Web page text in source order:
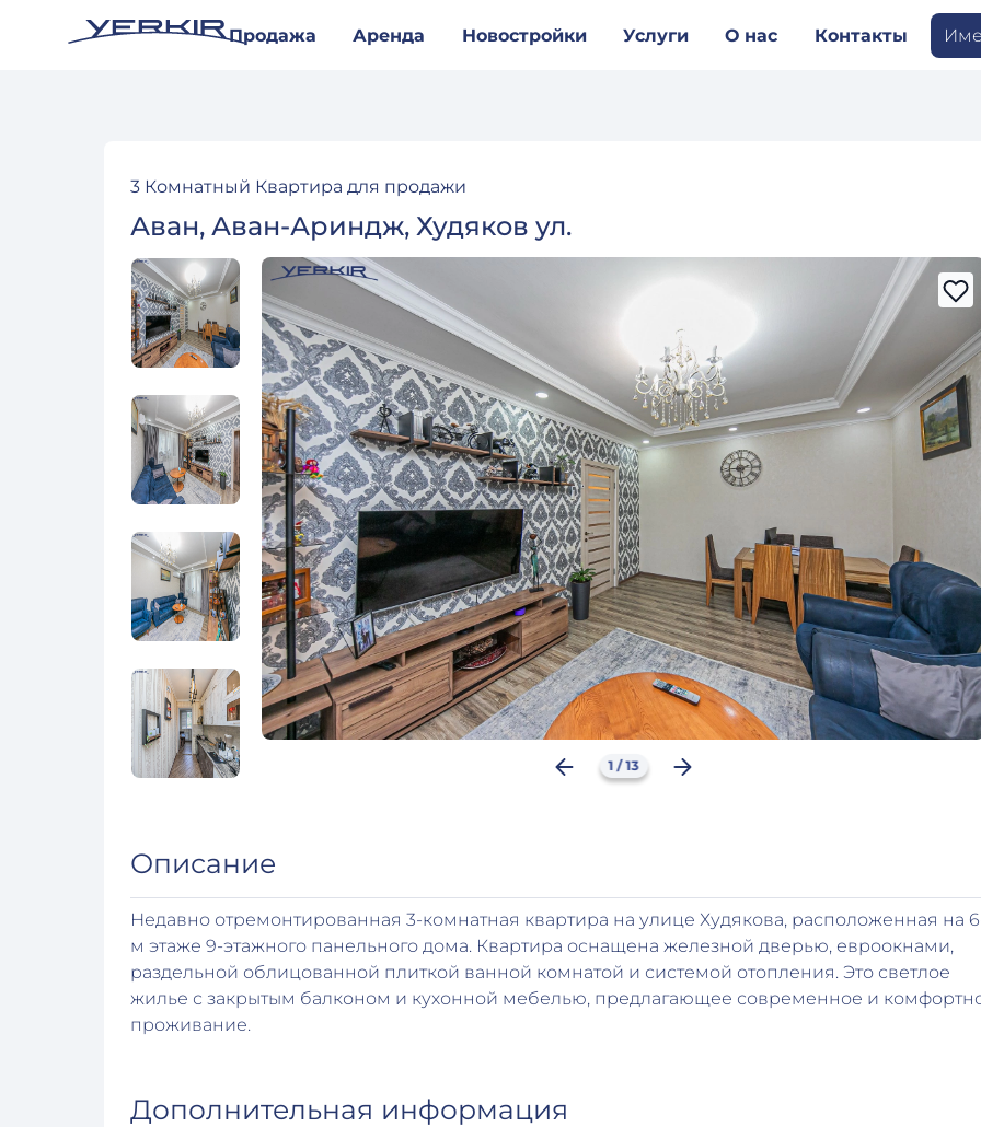
Продажа Аренда Новостройки Услуги О нас Контакты
3 Комнатный Квартира для продажи
Аван, Аван-Ариндж, Худяков ул.
1 /13
Описание
Недавно отремонтированная 3-комнатная квартира на улице Худякова, расположенная на
м этаже 9-этажного панельного дома. Квартира оснащена железной дверью, евроокнами,
раздельной облицованной плиткой ванной комнатой и системой отопления. Это светлое
жилье с закрытым балконом и кухонной мебелью, предлагающее современное и
проживание.
Дополнительная информация